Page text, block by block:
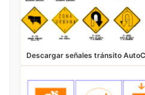
Descargar señales tránsito